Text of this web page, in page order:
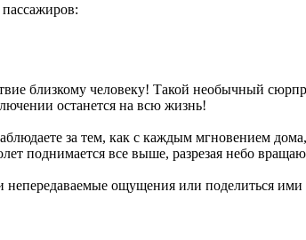
близкому человеку! Такой необычный
останется на всю жизнь!
за тем, как с каждым мгновением
поднимается все выше, разрезая небо
непередаваемые ощущения или поделиться